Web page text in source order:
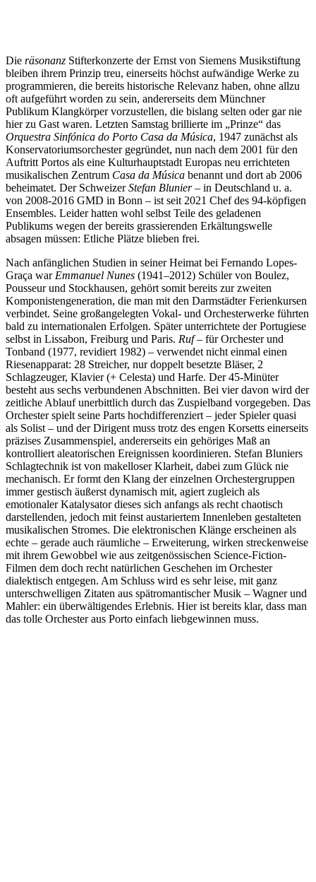
Die räsonanz Stifterkonzerte der Ernst von Siemens Musikstiftung
bleiben ihrem Prinzip treu, einerseits höchst aufwändige Werke zu
programmieren, die bereits historische Relevanz haben, ohne allzu
oft aufgeführt worden zu sein, andererseits dem Münchner
Publikum Klangkörper vorzustellen, die bislang selten oder gar nie
hier zu Gast waren. Letzten Samstag brillierte im „Prinze“ das
Orquestra Sinfónica do Porto Casa da Música, 1947 zunächst als
Konservatoriumsorchester gegründet, nun nach dem 2001 für den
Auftritt Portos als eine Kulturhauptstadt Europas neu errichteten
musikalischen Zentrum Casa da Música benannt und dort ab 2006
beheimatet. Der SchweizerStefan Blunier– in Deutschland u. a.
von 2008-2016 GMD in Bonn – ist seit 2021 Chef des 94-köpfigen
Ensembles. Leider hatten wohl selbst Teile des geladenen
Publikums wegen der bereits grassierenden Erkältungswelle
absagen müssen: Etliche Plätze blieben frei.
Nach anfänglichen Studien in seiner Heimat bei Fernando Lopes-
Graça war Emmanuel Nunes (1941–2012) Schüler von Boulez,
Pousseur und Stockhausen, gehört somit bereits zur zweiten
Komponistengeneration, die man mit den Darmstädter Ferienkursen
verbindet. Seine großangelegten Vokal- und Orchesterwerke führten
bald zu internationalen Erfolgen. Später unterrichtete der Portugiese
selbst in Lissabon, Freiburg und Paris. Ruf– für Orchester und
Tonband (1977, revidiert 1982) – verwendet nicht einmal einen
Riesenapparat: 28 Streicher, nur doppelt besetzte Bläser, 2
Schlagzeuger, Klavier (+ Celesta) und Harfe. Der 45-Minüter
besteht aus sechs verbundenen Abschnitten. Bei vier davon wird der
zeitliche Ablauf unerbittlich durch das Zuspielband vorgegeben. Das
Orchester spielt seine Parts hochdifferenziert – jeder Spieler quasi
als Solist – und der Dirigent muss trotz des engen Korsetts einerseits
präzises Zusammenspiel, andererseits ein gehöriges Maß an
kontrolliert aleatorischen Ereignissen koordinieren. Stefan Bluniers
Schlagtechnik ist von makelloser Klarheit, dabei zum Glück nie
mechanisch. Er formt den Klang der einzelnen Orchestergruppen
immer gestisch äußerst dynamisch mit, agiert zugleich als
emotionaler Katalysator dieses sich anfangs als recht chaotisch
darstellenden, jedoch mit feinst austariertem Innenleben gestalteten
musikalischen Stromes. Die elektronischen Klänge erscheinen als
echte – gerade auch räumliche – Erweiterung, wirken streckenweise
mit ihrem Gewobbel wie aus zeitgenössischen Science-Fiction-
Filmen dem doch recht natürlichen Geschehen im Orchester
dialektisch entgegen. Am Schluss wird es sehr leise, mit ganz
unterschwelligen Zitaten aus spätromantischer Musik – Wagner und
Mahler: ein überwältigendes Erlebnis. Hier ist bereits klar, dass man
das tolle Orchester aus Porto einfach liebgewinnen muss.